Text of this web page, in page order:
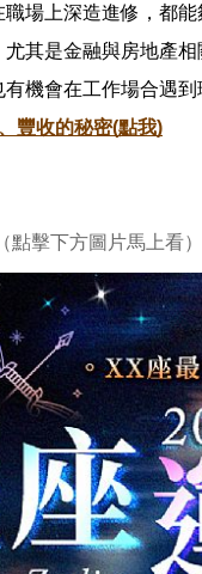
場上深造進修，都
其是金融與房地產
機會在工作場合遇
豐收的秘密(點我)
點擊下方圖片馬上看